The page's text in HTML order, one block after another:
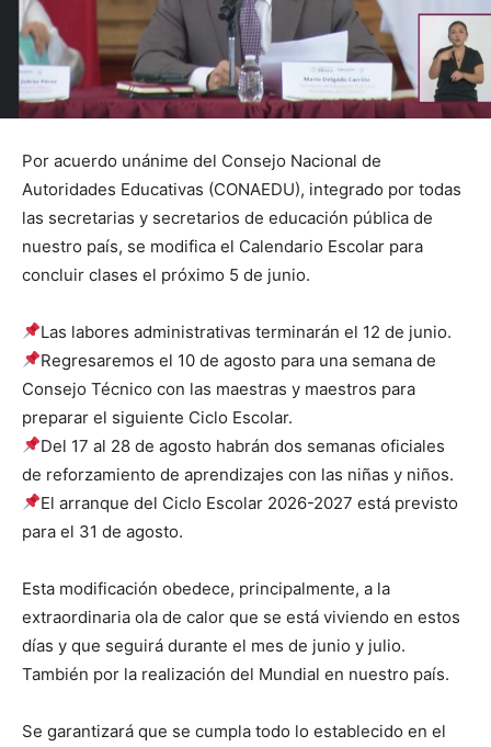
Por acuerdo unánime del Consejo Nacional de
Autoridades Educativas (CONAEDU), integrado por todas
las secretarias y secretarios de educación pública de
nuestro país, se modifica el Calendario Escolar para
concluir clases el próximo 5 de junio.
Las labores administrativas terminarán el 12 de junio.
Regresaremos el 10 de agosto para una semana de
Consejo Técnico con las maestras y maestros para
preparar el siguiente Ciclo Escolar.
Del 17 al 28 de agosto habrán dos semanas oficiales
de reforzamiento de aprendizajes con las niñas y niños.
El arranque del Ciclo Escolar 2026-2027 está previsto
para el 31 de agosto.
Esta modificación obedece, principalmente, a la
extraordinaria ola de calor que se está viviendo en estos
días y que seguirá durante el mes de junio y julio.
También por la realización del Mundial en nuestro país.
Se garantizará que se cumpla todo lo establecido en el